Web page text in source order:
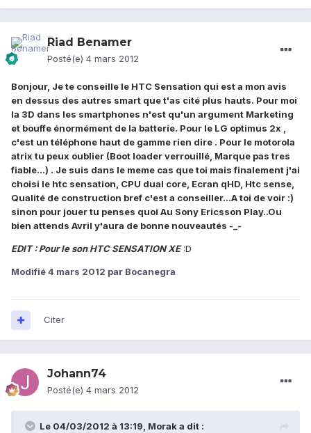
Riad Benamer
Posté(e) 4 mars 2012
Bonjour, Je te conseille le HTC Sensation qui est a mon avis
en dessus des autres smart que t'as cité plus hauts. Pour moi
la 3D dans les smartphones n'est qu'un argument Marketing
et bouffe énormément de la batterie. Pour le LG optimus 2x ,
c'est un téléphone haut de gamme rien dire . Pour le motorola
atrix tu peux oublier (Boot loader verrouillé, Marque pas tres
fiable...) . Je suis dans le meme cas que toi mais finalement j'ai
choisi le htc sensation, CPU dual core, Ecran qHD, Htc sense,
Qualité de construction bref c'est a conseiller...A toi de voir :)
sinon pour jouer tu penses quoi Au Sony Ericsson Play..Ou
bien attends Avril y'aura de bonne nouveautés -_-
EDIT : Pour le son HTC SENSATION XE:D
Modifié4 mars 2012 par Bocanegra
Citer
Johann74
Posté(e) 4 mars 2012
Le 04/03/2012 à 13:19, Morak a dit :